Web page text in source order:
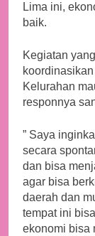
Lima ini,
baik.
Kegiatan
Kelurahan
responnya
” Saya
secara
dan bisa
agar bisa
daerah dan
tempat ini
ekonomi bisa